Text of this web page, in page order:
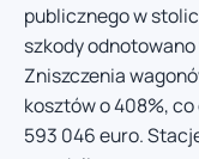
publicznego w
szkody
Zniszczenia
kosztów o 408%,
593 046 euro.